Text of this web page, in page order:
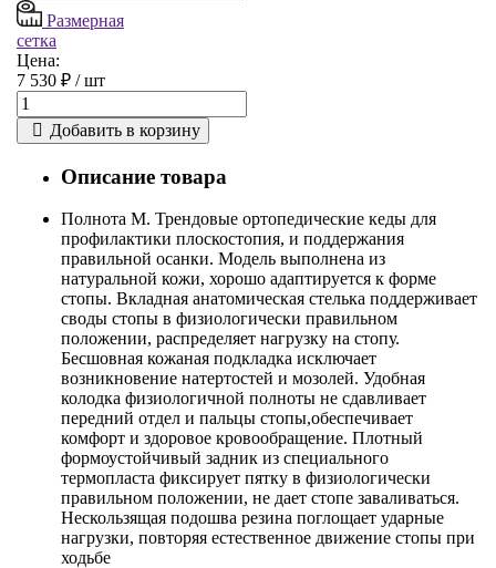
Размерная
сетка
Цена:
7 530 ₽ /шт
Добавить в корзину
Описание товара
Полнота М. Трендовые ортопедические кеды для
профилактики плоскостопия, и поддержания
правильной осанки. Модель выполнена из
натуральной кожи, хорошо адаптируется к форме
стопы. Вкладная анатомическая стелька поддерживает
своды стопы в физиологически правильном
положении, распределяет нагрузку на стопу.
Бесшовная кожаная подкладка исключает
возникновение натертостей и мозолей. Удобная
колодка физиологичной полноты не сдавливает
передний отдел и пальцы стопы,обеспечивает
комфорт и здоровое кровообращение. Плотный
формоустойчивый задник из специального
термопласта фиксирует пятку в физиологически
правильном положении, не дает стопе заваливаться.
Нескользящая подошва резина поглощает ударные
нагрузки, повторяя естественное движение стопы при
ходьбе